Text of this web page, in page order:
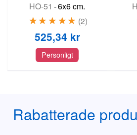
HO-51 -6x6 cm.
2
525,34 kr
Personligt
Rabatterade